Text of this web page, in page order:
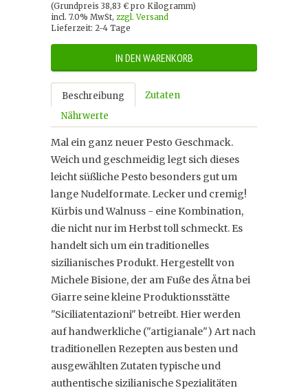
(Grundpreis 38,83 € pro Kilogramm)
incl. 7.0% MwSt, zzgl. Versand
Lieferzeit: 2-4 Tage
IN DEN WARENKORB
Beschreibung
Zutaten
Nährwerte
Mal ein ganz neuer Pesto Geschmack.
Weich und geschmeidig legt sich dieses
leicht süßliche Pesto besonders gut um
lange Nudelformate. Lecker und cremig!
Kürbis und Walnuss - eine Kombination,
die nicht nur im Herbst toll schmeckt. Es
handelt sich um ein traditionelles
sizilianisches Produkt. Hergestellt von
Michele Bisione, der am Fuße des Ätna bei
Giarre seine kleine Produktionsstätte
"Siciliatentazioni" betreibt. Hier werden
auf handwerkliche ("artigianale") Art nach
traditionellen Rezepten aus besten und
ausgewählten Zutaten typische und
authentische sizilianische Spezialitäten